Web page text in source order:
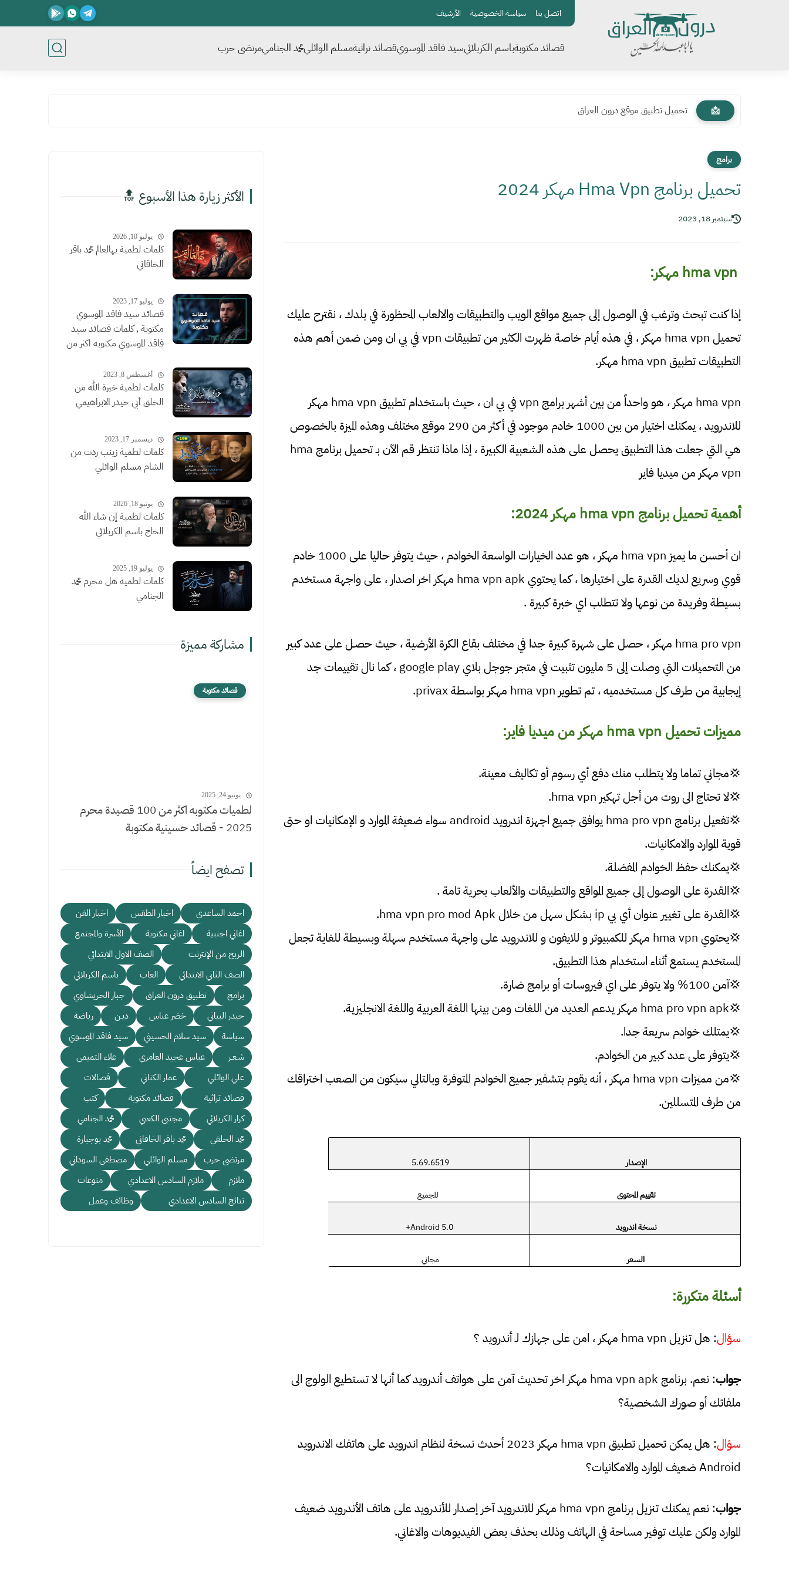
اتصل بنا سياسة الخصوصية الأرشيف
قصائد مكتوبةباسم الكربلائيسيد فاقد الموسويقصائد تراثيةمسلم الوائليمحمد الجناميمرتضى حرب
📩 تحميل تطبيق موقع درون العراق
برامج
تحميل برنامج Hma Vpn مهكر 2024
سبتمبر 18, 2023
إذا كنت تبحث وترغب في الوصول إلى جميع مواقع الويب والتطبيقات والالعاب المحظورة في بلدك ، نقترح عليك
تحميل hma vpn مهكر ، في هذه أيام خاصة ظهرت الكثير من تطبيقات vpn في بي ان ومن ضمن أهم هذه
التطبيقات تطبيق hma vpn مهكر.
hma vpn مهكر ، هو واحداً من بين أشهر برامج vpn في بي ان ، حيث باستخدام تطبيق hma vpn مهكر
للاندرويد ، يمكنك اختيار من بين 1000 خادم موجود في أكثر من 290 موقع مختلف وهذه الميزة بالخصوص
هي التي جعلت هذا التطبيق يحصل على هذه الشعبية الكبيرة ، إذا ماذا تنتظر قم الآن بـ تحميل برنامج hma
vpn مهكر من ميديا فاير
أهمية تحميل برنامج hma vpn مهكر 2024:
ان أحسن ما يميز hma vpn مهكر ، هو عدد الخيارات الواسعة الخوادم ، حيث يتوفر حاليا على 1000 خادم
قوي وسريع لديك القدرة على اختيارها ، كما يحتوي hma vpn apk مهكر اخر اصدار ، على واجهة مستخدم
بسيطة وفريدة من نوعها ولا تتطلب اي خبرة كبيرة .
hma pro vpn مهكر ، حصل على شهرة كبيرة جدا في مختلف بقاع الكرة الأرضية ، حيث حصـل على عدد كبير
من التحميلات التي وصلت إلى 5 مليون تثبيت في متجر جوجل بلاي google play ، كما نال تقييمات جد
إيجابية من طرف كل مستخدميه ، تم تطوير hma vpn مهكر بواسطة privax.
مميزات تحميل hma vpn مهكر من ميديا فاير:
💢مجاني تماما ولا يتطلب منك دفع أي رسوم أو تكاليف معينة.
💢لا تحتاج الى روت من أجل تهكير hma vpn.
💢تفعيل برنامج hma pro vpn يوافق جميع اجهزة اندرويد android سواء ضعيفة الموارد و الإمكانيات او حتى
قوية الموارد والامكانيات.
💢يمكنك حفظ الخوادم المفضلة.
💢القدرة على الوصول إلى جميع المواقع والتطبيقات والألعاب بحرية تامة .
💢القدرة على تغيير عنوان أي بي ip بشكل سهل من خلال hma vpn pro mod Apk.
💢يحتوي hma vpn مهكر للكمبيوتر و للايفون و للاندرويد على واجهة مستخدم سهلة وبسيطة للغاية تجعل
المستخدم يستمع أثناء استخدام هذا التطبيق.
💢آمن 100% ولا يتوفر على اي فيروسات أو برامج ضارة.
💢hma pro vpn apk مهكر يدعم العديد من اللغات ومن بينها اللغة العربية واللغة الانجليزية.
💢يمتلك خوادم سريعة جدا.
💢يتوفر على عدد كبير من الخوادم.
💢من مميزات hma vpn مهكر ، أنه يقوم بتشفير جميع الخوادم المتوفرة وبالتالي سيكون من الصعب اختراقك
من طرف المتسللين.
الإصدار 5.69.6519
تقييم المحتوى للجميع
نسخة اندرويد Android 5.0+
السعر مجاني
أسئلة متكررة:
سؤال: هل تنزيل hma vpn مهكر ، امن على جهازك لـ أندرويد ؟
جواب
: نعم. برنامج hma vpn apk مهكر اخر تحديث آمن على هواتف أندرويد كما أنها لا تستطيع الولوج الى
ملفاتك أو صورك الشخصية؟
سؤال
: هل يمكن تحميل تطبيق hma vpn مهكر 2023 أحدث نسخة لنظام اندرويد على هاتفك الاندرويد
Android ضعيف الموارد والامكانيات؟
جواب
: نعم يمكنك تنزيل برنامج hma vpn مهكر للاندرويد آخر إصدار للأندرويد على هاتف الأندرويد ضعيف
الموارد ولكن عليك توفير مساحة في الهاتف وذلك بحذف بعض الفيديوهات والاغاني.
الأكثر زيارة هذا الأسبوع 🔝
يوليو 10, 2026
كلمات لطمية يهالعالم محمد باقر
الخاقاني
يوليو 17, 2023
قصائد سيد فاقد الموسوي
مكتوبة , كلمات قصائد سيد
فاقد الموسوي مكتوبه اكثر من
أغسطس 8, 2023
كلمات لطمية خيرة الله من
الخلق أبي حيدر الابراهيمي
ديسمبر 17, 2023
كلمات لطمية زينب ردت من
الشام مسلم الوائلي
يونيو 18, 2026
كلمات لطمية إن شاء الله
الحاج باسم الكربلائي
يوليو 19, 2025
كلمات لطمية هل محرم محمد
الجنامي
مشاركة مميزة
قصائد مكتوبة
يونيو 24, 2025
لطميات مكتوبه اكثر من 100 قصيدة محرم
2025 - قصائد حسينية مكتوبة
تصفح ايضاً
احمد الساعدي اخبار الطقس
اخبار الفن
اغاني اجنبية
اغاني مكتوبة
الأسرة والمجتمع
الربح من الإنترنت
الصف الاول الابتدائي
الصف الثاني الابتدائي
العاب
باسم الكربلائي
برامج
تطبيق درون العراق
جبار الحريشاوي
حيدر البياتي
خضر عباس ديـن
رياضة
سياسة
سيد سلام الحسيني
سيد فاقد الموسوي
شـعـر
عباس عجيد العامري
علاء التميمي
علي الوائلي
عمار الكناني
فصالات
قصائد تراثية
قصائد مكتوبة
كتب
كرار الكربلائي
مجتبى الكعبي
محمد الجنامي
محمد الحلفي
محمد باقر الخاقاني
محمد بوجبارة
مرتضى حرب
مسلم الوائلي
مصطفى السوداني
ملازم
ملازم السادس الاعدادي
منوعات
نتائج السادس الاعدادي
وظائف وعمل